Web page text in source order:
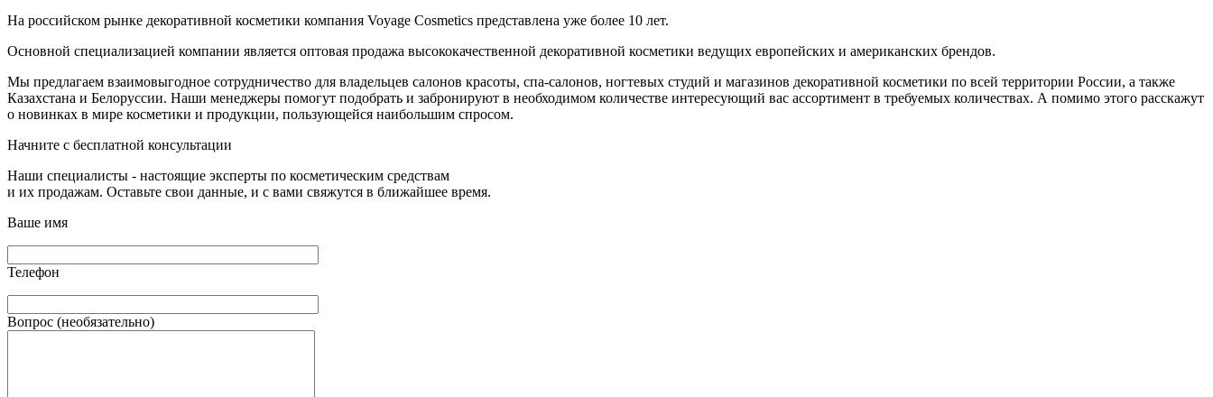
На российском рынке декоративной косметики компания Voyage Cosmetics представлена уже более 10 лет.
Основной специализацией компании является оптовая продажа высококачественной декоративной косметики ведущих европейских и американских брендов.
Мы предлагаем взаимовыгодное сотрудничество для владельцев салонов красоты, спа-салонов, ногтевых студий и магазинов декоративной косметики по всей территории России, а также
Казахстана и Белоруссии. Наши менеджеры помогут подобрать и забронируют в необходимом количестве интересующий вас ассортимент в требуемых количествах. А помимо этого расскажут
о новинках в мире косметики и продукции, пользующейся наибольшим спросом.
Начните с бесплатной консультации
Наши специалисты - настоящие эксперты по косметическим средствам
и их продажам. Оставьте свои данные, и с вами свяжутся в ближайшее время.
Ваше имя
Телефон
Вопрос (необязательно)